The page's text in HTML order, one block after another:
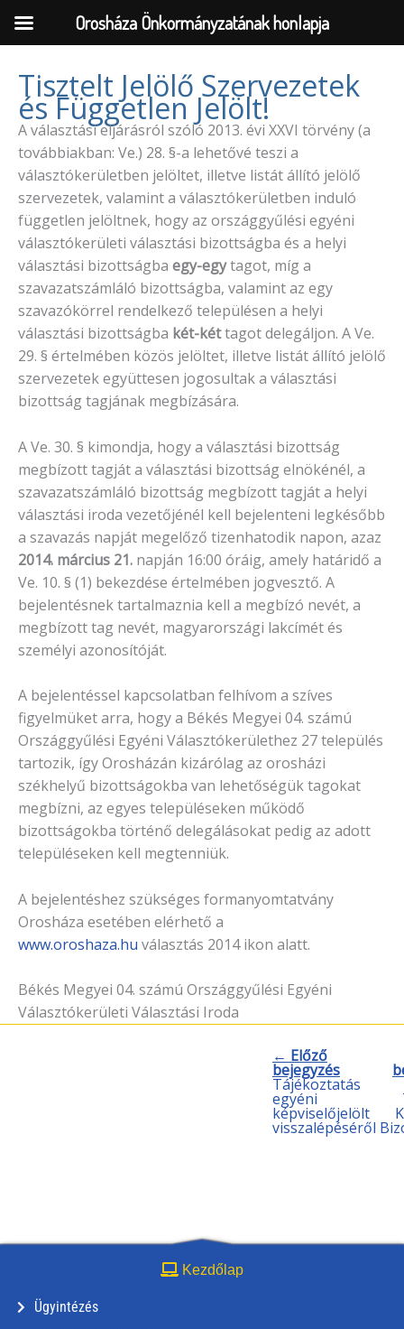
Skip
content
Tisztelt Jelölő Szervezetek
és Független Jelölt!
A választási eljárásról szóló 2013. évi XXVI törvény (a
továbbiakban: Ve.) 28. §-a lehetővé teszi a
választókerületben jelöltet, illetve listát állító jelölő
szervezetek, valamint a választókerületben induló
független jelöltnek, hogy az országgyűlési egyéni
választókerületi választási bizottságba és a helyi
választási bizottságba egy-egytagot, míg a
szavazatszámláló bizottságba, valamint az egy
szavazókörrel rendelkező településen a helyi
választási bizottságba két-kéttagot delegáljon. A Ve.
29. § értelmében közös jelöltet, illetve listát állító jelölő
szervezetek együttesen jogosultak a választási
bizottság tagjának megbízására.
A Ve. 30. § kimondja, hogy a választási bizottság
megbízott tagját a választási bizottság elnökénél, a
szavazatszámláló bizottság megbízott tagját a helyi
választási iroda vezetőjénél kell bejelenteni legkésőbb
a szavazás napját megelőző tizenhatodik napon, azaz
2014. március 21. napján 16:00 óráig, amely határidő a
Ve. 10. § (1) bekezdése értelmében jogvesztő. A
bejelentésnek tartalmaznia kell a megbízó nevét, a
megbízott tag nevét, magyarországi lakcímét és
személyi azonosítóját.
A bejelentéssel kapcsolatban felhívom a szíves
figyelmüket arra, hogy a Békés Megyei 04. számú
Országgyűlési Egyéni Választókerülethez 27 település
tartozik, így Orosházán kizárólag az orosházi
székhelyű bizottságokba van lehetőségük tagokat
megbízni, az egyes településeken működő
bizottságokba történő delegálásokat pedig az adott
településeken kell megtenniük.
A bejelentéshez szükséges formanyomtatvány
Orosháza esetében elérhető a
www.oroshaza.hu választás 2014 ikon alatt.
Békés Megyei 04. számú Országgyűlési Egyéni
Választókerületi Választási Iroda
← Előző
bejegyzés
Tájékoztatás
egyéni
képviselőjelölt
visszalépéséről
Kezdőlap
Ügyintézés
Orosháza Önkormányzatának honlapja